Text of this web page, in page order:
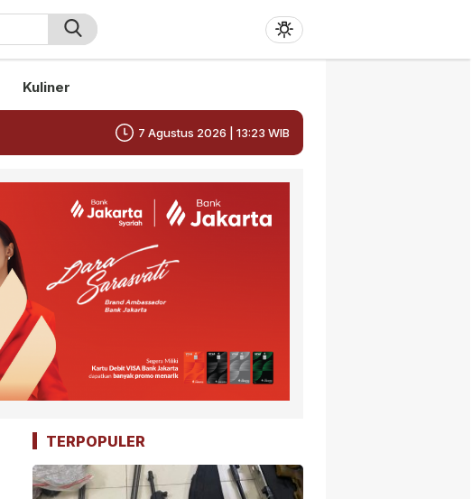
Kuliner
7 Agustus 2026 | 13:23 WIB
TERPOPULER